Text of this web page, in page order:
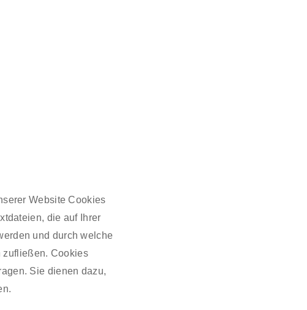
Website Cookies
die auf Ihrer
und durch welche
zufließen. Cookies
Sie dienen dazu,